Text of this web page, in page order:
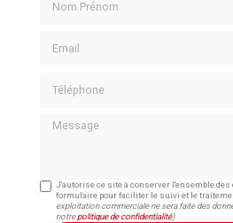
Message
J'autorise ce site à conserver l'ensemble
formulaire pour faciliter le suivi et le
exploitation commerciale ne sera faite des
notrepolitique de confidentialité)